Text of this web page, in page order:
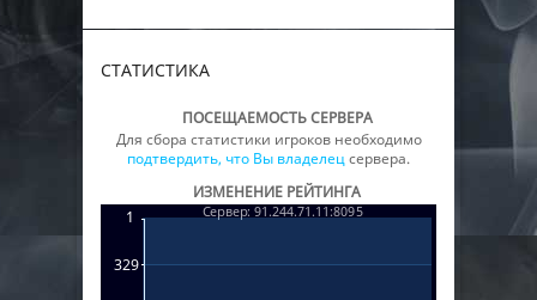
СТАТИСТИКА
ПОСЕЩАЕМОСТЬ СЕРВЕРА
Для сбора статистики игроков необходимо
подтвердить, что Вы владелецсервера.
ИЗМЕНЕНИЕ РЕЙТИНГА